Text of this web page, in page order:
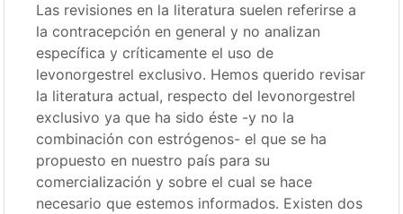
Las revisiones en la literatura suelen referirse a
la contracepción en general y no analizan
específica y críticamente el uso de
levonorgestrel exclusivo. Hemos querido revisar
la literatura actual, respecto del levonorgestrel
exclusivo ya que ha sido éste -y no la
combinación con estrógenos- el que se ha
propuesto en nuestro país para su
comercialización y sobre el cual se hace
necesario que estemos informados. Existen dos